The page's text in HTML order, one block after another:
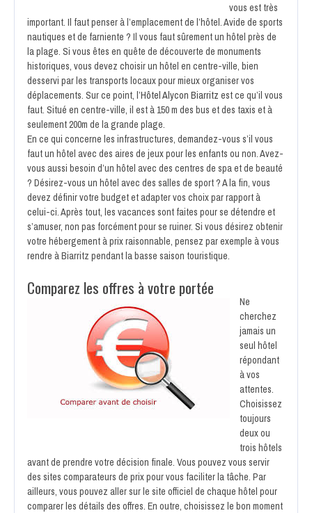
vous est très
important. Il faut penser à l’emplacement de l’hôtel. Avide de sports
nautiques et de farniente ? Il vous faut sûrement un hôtel près de
la plage. Si vous êtes en quête de découverte de monuments
historiques, vous devez choisir un hôtel en centre-ville, bien
desservi par les transports locaux pour mieux organiser vos
déplacements. Sur ce point, l’Hôtel Alycon Biarritz est ce qu’il vous
faut. Situé en centre-ville, il est à 150 m des bus et des taxis et à
seulement 200m de la grande plage.
En ce qui concerne les infrastructures, demandez-vous s’il vous
faut un hôtel avec des aires de jeux pour les enfants ou non. Avez-
vous aussi besoin d’un hôtel avec des centres de spa et de beauté
? Désirez-vous un hôtel avec des salles de sport ? A la fin, vous
devez définir votre budget et adapter vos choix par rapport à
celui-ci. Après tout, les vacances sont faites pour se détendre et
s’amuser, non pas forcément pour se ruiner. Si vous désirez obtenir
votre hébergement à prix raisonnable, pensez par exemple à vous
rendre à Biarritz pendant la basse saison touristique.
Comparez les offres à votre portée
Ne
cherchez
jamais un
seul hôtel
répondant
à vos
attentes.
Choisissez
toujours
deux ou
trois hôtels
avant de prendre votre décision finale. Vous pouvez vous servir
des sites comparateurs de prix pour vous faciliter la tâche. Par
ailleurs, vous pouvez aller sur le site officiel de chaque hôtel pour
comparer les détails des offres. En outre, choisissez le bon moment